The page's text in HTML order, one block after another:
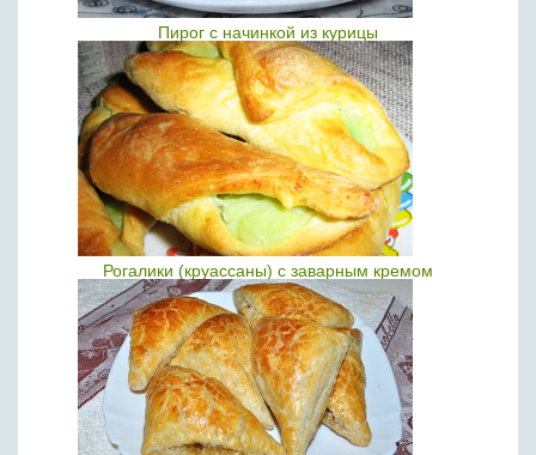
Пирог с начинкой из курицы
Рогалики (круассаны) с заварным кремом